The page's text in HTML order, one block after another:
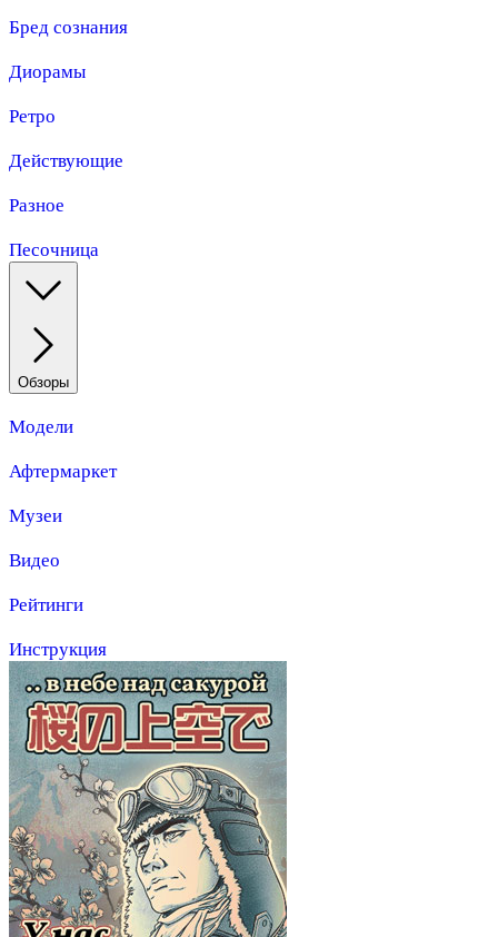
Бред сознания
Диорамы
Ретро
Действующие
Разное
Песочница
Обзоры
Модели
Афтермаркет
Музеи
Видео
Рейтинги
Инструкция